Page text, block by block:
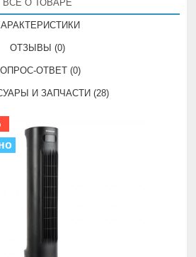
ВСЕ О ТОВАРЕ
ОТЗЫВЫ (0)
ОТВЕТ (0)
И ЗАПЧАСТИ (28)